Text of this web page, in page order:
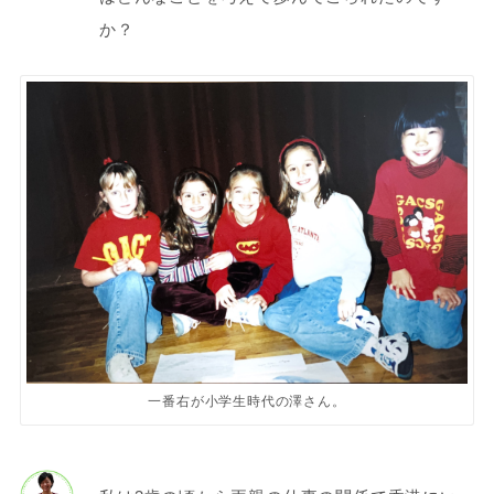
か？
一番右が小学生時代の澤さん。